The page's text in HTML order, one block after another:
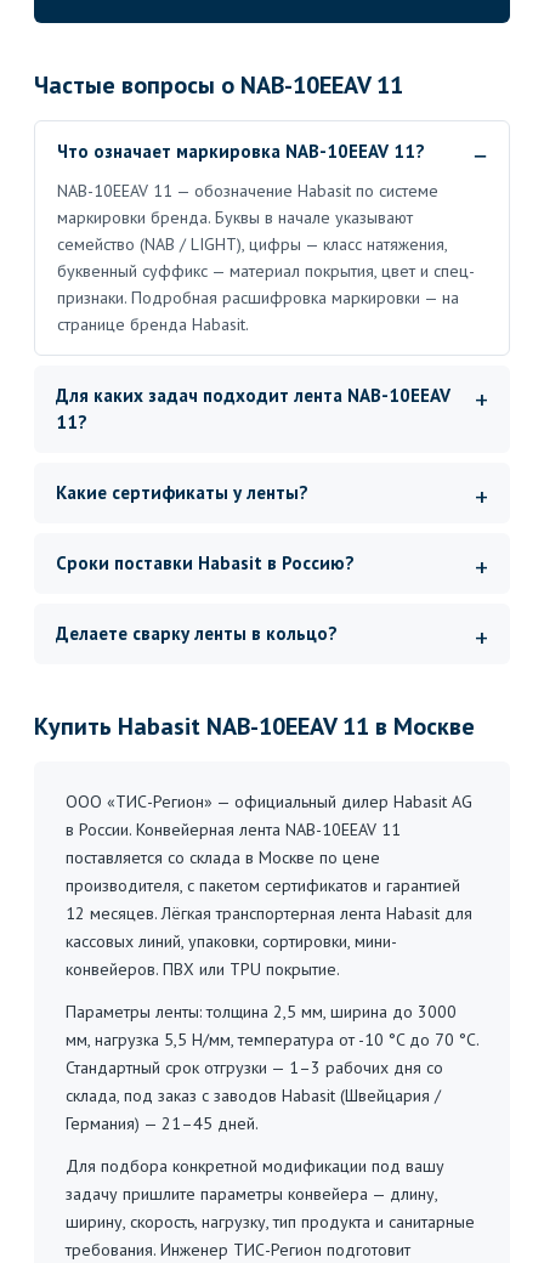
Частые вопросы о NAB-10EEAV 11
Что означает маркировка NAB-10EEAV 11?
NAB-10EEAV 11 — обозначение Habasit по системе
маркировки бренда. Буквы в начале указывают
семейство (NAB / LIGHT), цифры — класс натяжения,
буквенный суффикс — материал покрытия, цвет и спец-
признаки. Подробная расшифровка маркировки — на
странице бренда Habasit.
Для каких задач подходит лента NAB-10EEAV
11?
Какие сертификаты у ленты?
Сроки поставки Habasit в Россию?
Делаете сварку ленты в кольцо?
Купить Habasit NAB-10EEAV 11 в Москве
ООО «ТИС-Регион» — официальный дилер Habasit AG
в России. Конвейерная лента NAB-10EEAV 11
поставляется со склада в Москве по цене
производителя, с пакетом сертификатов и гарантией
12 месяцев. Лёгкая транспортерная лента Habasit для
кассовых линий, упаковки, сортировки, мини-
конвейеров. ПВХ или TPU покрытие.
Параметры ленты: толщина 2,5 мм, ширина до 3000
мм, нагрузка 5,5 Н/мм, температура от -10 °C до 70 °C.
Стандартный срок отгрузки — 1–3 рабочих дня со
склада, под заказ с заводов Habasit (Швейцария /
Германия) — 21–45 дней.
Для подбора конкретной модификации под вашу
задачу пришлите параметры конвейера — длину,
ширину, скорость, нагрузку, тип продукта и санитарные
требования. Инженер ТИС-Регион подготовит